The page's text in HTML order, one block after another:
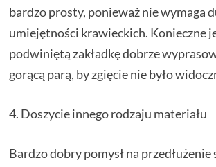
bardzo prosty, ponieważ nie wymaga
umiejętności krawieckich. Konieczne
podwiniętą zakładkę dobrze
gorącą parą, by zgięcie nie było
4. Doszycie innego rodzaju materiału
Bardzo dobry pomysł na